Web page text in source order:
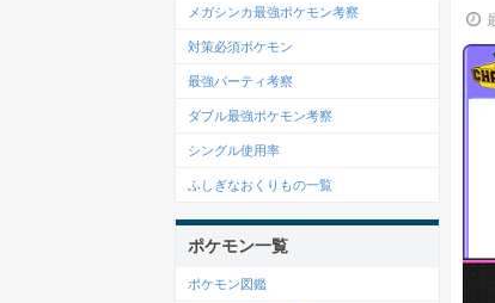
メガシンカ最強ポケモン考察
対策必須ポケモン
最強パーティ考察
ダブル最強ポケモン考察
シングル使用率
ふしぎなおくりもの一覧
ポケモン一覧
ポケモン図鑑